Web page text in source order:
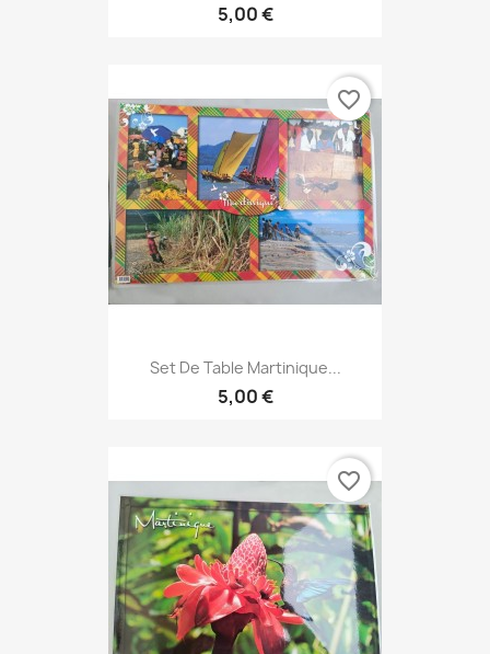
5,00 €
Set De Table Martinique...
5,00 €
favorite_border
favorite_border